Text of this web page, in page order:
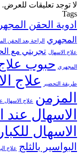
لا توجد تعليقات للعرض.
Tags
ادوية الحقن
المجهري
الراحة بعد الحقن
علاج الاسهال تجربتي مع
المجهري حبوب
طريقة التحضير علاج
المزمن
علاج الاسهال
الاسهال عند
الاسهال
البواسير بالثلج علاج